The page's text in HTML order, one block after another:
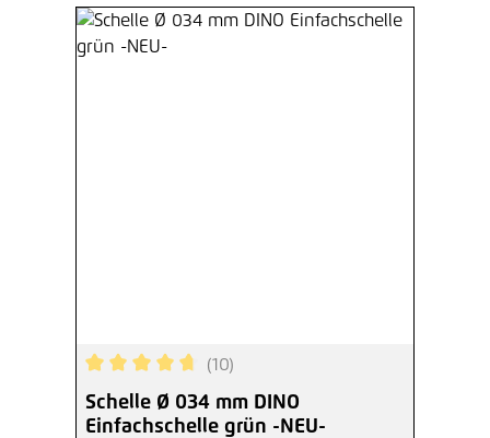
Durchschnittliche Bewertung von 4.8 von 5
(10)
Schelle Ø 034 mm DINO
Einfachschelle grün -NEU-